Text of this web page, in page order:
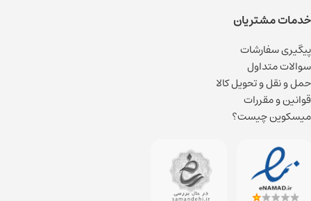
خدمات مشتریان
پیگیری سفارشات
سوالات متداول
حمل و نقل و تحویل کالا
قوانین و مقررات
میسکوین چیست؟